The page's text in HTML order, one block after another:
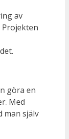
av
göra en
Med
man själv